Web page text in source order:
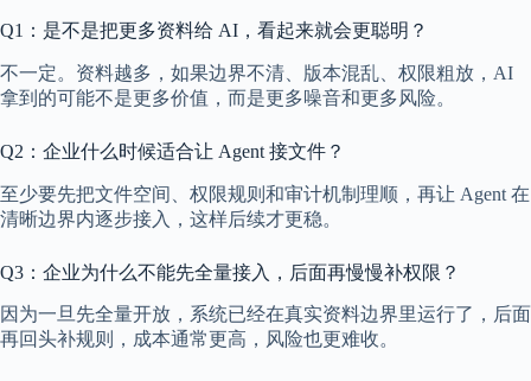
Q1：是不是把更多资料给 AI，看起来就会更聪明？
不一定。资料越多，如果边界不清、版本混乱、权限粗放，AI
拿到的可能不是更多价值，而是更多噪音和更多风险。
Q2：企业什么时候适合让 Agent 接文件？
至少要先把文件空间、权限规则和审计机制理顺，再让 Agent 在
清晰边界内逐步接入，这样后续才更稳。
Q3：企业为什么不能先全量接入，后面再慢慢补权限？
因为一旦先全量开放，系统已经在真实资料边界里运行了，后面
再回头补规则，成本通常更高，风险也更难收。